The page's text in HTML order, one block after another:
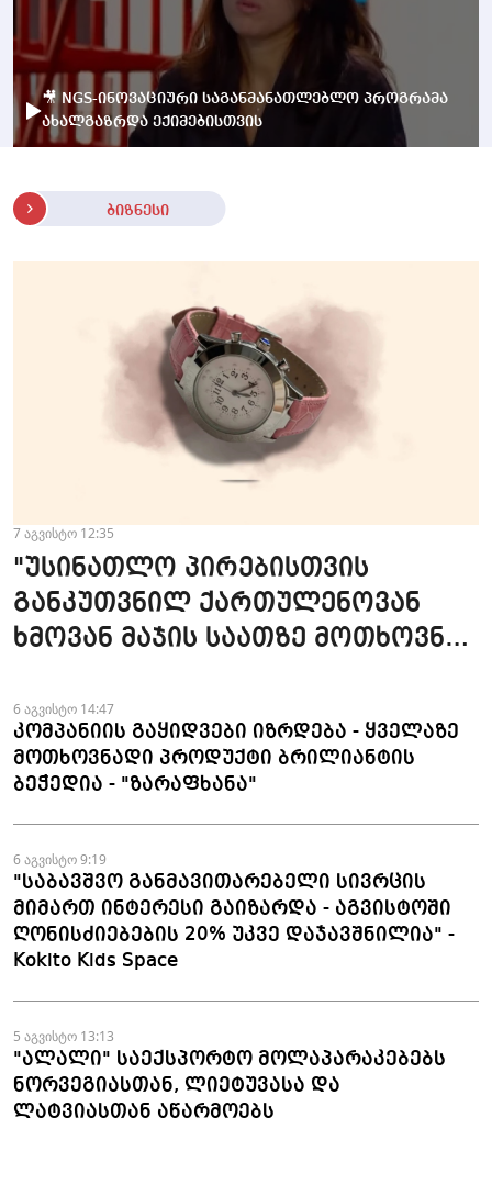
🎥 NGS-ინოვაციური საგანმანათლებლო პროგრამა
ახალგაზრდა ექიმებისთვის
ბიზნესი
7 აგვისტო 12:35
"უსინათლო პირებისთვის
განკუთვნილ ქართულენოვან
ხმოვან მაჯის საათზე მოთხოვნა
6 აგვისტო 14:47
კომპანიის გაყიდვები იზრდება - ყველაზე
მოთხოვნადი პროდუქტი ბრილიანტის
ბეჭედია - "ზარაფხანა"
6 აგვისტო 9:19
"საბავშვო განმავითარებელი სივრცის
მიმართ ინტერესი გაიზარდა - აგვისტოში
ღონისძიებების 20% უკვე დაჯავშნილია" -
Kokito Kids Space
5 აგვისტო 13:13
"ალალი" საექსპორტო მოლაპარაკებებს
ნორვეგიასთან, ლიეტუვასა და
ლატვიასთან აწარმოებს